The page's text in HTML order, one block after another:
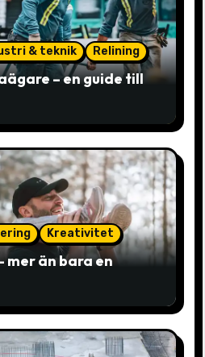
& teknik Relining
– en guide till
Kreativitet
än bara en